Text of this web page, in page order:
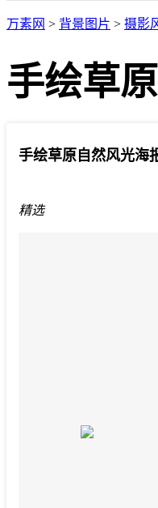
万素网 > 背景图片 > 摄影
手绘草
手绘草原自然风光海
精选